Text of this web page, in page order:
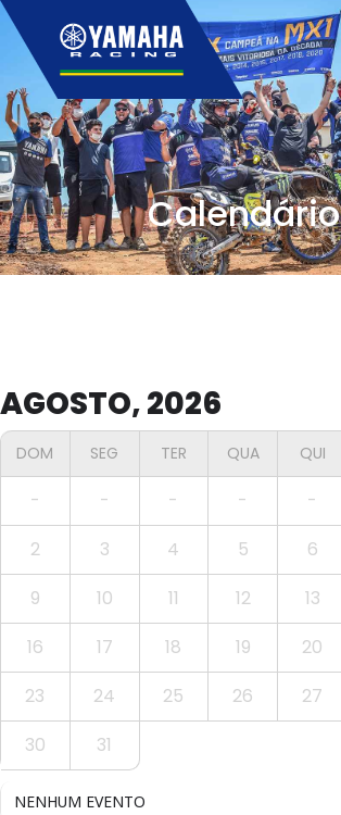
Calendário
AGOSTO, 2026
DOM SEG TER QUA QUI
- - - - -
2
3 4 5 6
9
10 11 12 13
16
17 18 19 20
23
24 25 26 27
30
31
NENHUM EVENTO